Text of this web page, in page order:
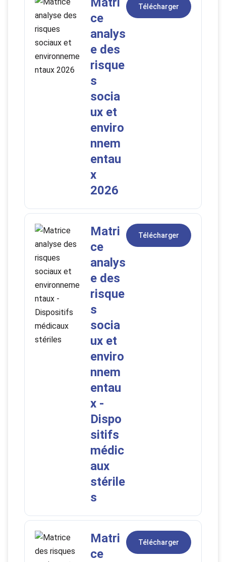
ce
analys
e des
risque
s
socia
ux et
enviro
nnem
entau
x
2026
Télécharger
Matri
ce
analys
e des
risque
s
socia
ux et
enviro
nnem
entau
x -
Dispo
sitifs
médic
aux
stérile
s
Télécharger
Matri
ce
Télécharger